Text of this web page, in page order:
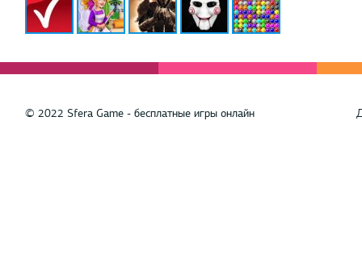
© 2022 Sfera Game - бесплатные игры онлайн